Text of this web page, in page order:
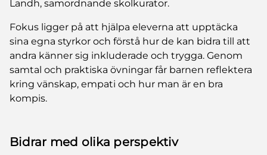
Landh, samordnande skolkurator.
Fokus ligger på att hjälpa eleverna att upptäcka
sina egna styrkor och förstå hur de kan bidra till att
andra känner sig inkluderade och trygga. Genom
samtal och praktiska övningar får barnen reflektera
kring vänskap, empati och hur man är en bra
kompis.
Bidrar med olika perspektiv